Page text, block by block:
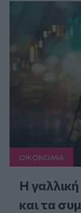
ΟΙΚΟΝΟΜΙΑ
Η
και τα